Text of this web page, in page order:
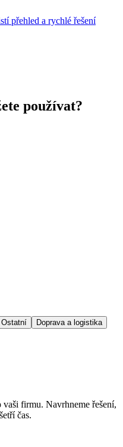
přehled a rychlé řešení
používat?
Ostatní Doprava a logistika
firmu. Navrhneme řešení,
čas.